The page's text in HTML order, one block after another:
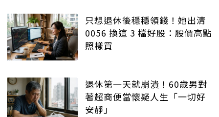
只想退休後穩穩領錢！她出清
0056 換這 3 檔好股：股價高點
照樣買
退休第一天就崩潰！60歲男對
著超商便當懷疑人生「一切好
安靜」